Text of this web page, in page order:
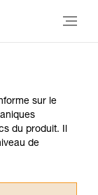
sur le
du produit. Il
de